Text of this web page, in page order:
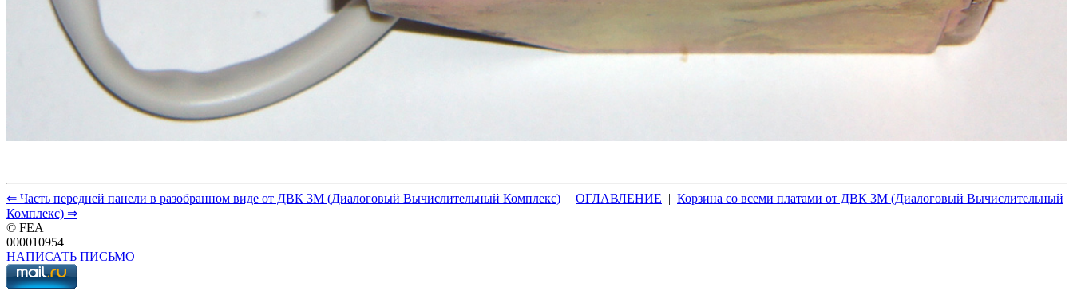
⇐ Часть передней панели в разобранном виде от ДВК 3М (Диалоговый Вычислительный Комплекс) | ОГЛАВЛЕНИЕ | Корзина со всеми платами от ДВК 3М (Диалоговый Вычислительный
Комплекс) ⇒
© FEA
000010954
НАПИСАТЬ ПИСЬМО